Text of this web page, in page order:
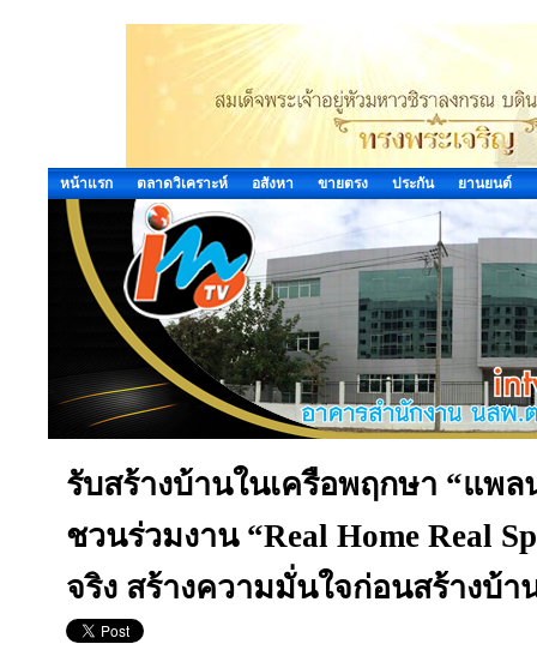
หน้าแรก ตลาดวิเคราะห์ อสังหา ขายตรง ประกัน ยานยนต์
รับสร้างบ้านในเครือพฤกษา “แพ
ชวนร่วมงาน “Real Home Real
จริง สร้างความมั่นใจก่อนสร้างบ้